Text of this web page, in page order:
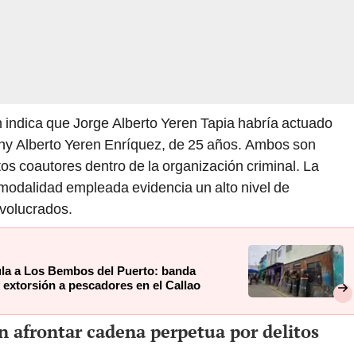
que Jorge Alberto Yeren Tapia habría actuado
Alberto Yeren Enríquez, de 25 años. Ambos son
coautores dentro de la organización criminal. La
empleada evidencia un alto nivel de
a Los Bembos del Puerto: banda
a pescadores en el Callao
afrontar cadena perpetua por delitos